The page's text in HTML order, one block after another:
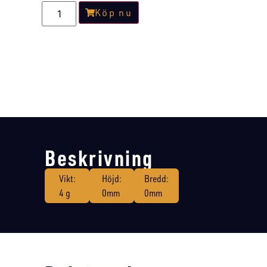
Köp nu
Beskrivning
Vikt:
4 g
Höjd:
0mm
Bredd:
0mm